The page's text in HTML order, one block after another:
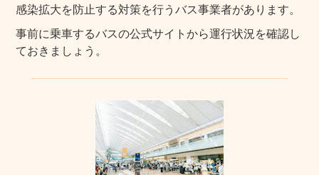
感染拡大を防止する対策を行うバス事業者があります。
事前に乗車するバスの公式サイトから運行状況を確認し
ておきましょう。